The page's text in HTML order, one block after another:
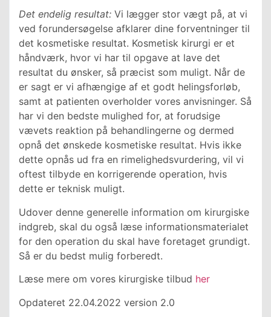
Det endelig resultat: Vi lægger stor vægt på, at vi
ved forundersøgelse afklarer dine forventninger til
det kosmetiske resultat. Kosmetisk kirurgi er et
håndværk, hvor vi har til opgave at lave det
resultat du ønsker, så præcist som muligt. Når de
er sagt er vi afhængige af et godt helingsforløb,
samt at patienten overholder vores anvisninger. Så
har vi den bedste mulighed for, at forudsige
vævets reaktion på behandlingerne og dermed
opnå det ønskede kosmetiske resultat. Hvis ikke
dette opnås ud fra en rimelighedsvurdering, vil vi
oftest tilbyde en korrigerende operation, hvis
dette er teknisk muligt.
Udover denne generelle information om kirurgiske
indgreb, skal du også læse informationsmaterialet
for den operation du skal have foretaget grundigt.
Så er du bedst mulig forberedt.
Læse mere om vores kirurgiske tilbud her
Opdateret 22.04.2022 version 2.0